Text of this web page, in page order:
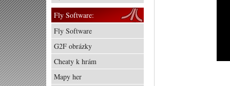
Fly Software:
Fly Software
G2F obrázky
Cheaty k hrám
Mapy her